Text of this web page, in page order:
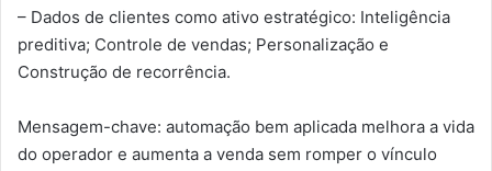
– Dados de clientes como ativo estratégico: Inteligência
preditiva; Controle de vendas; Personalização e
Construção de recorrência.
Mensagem-chave: automação bem aplicada melhora a vida
do operador e aumenta a venda sem romper o vínculo